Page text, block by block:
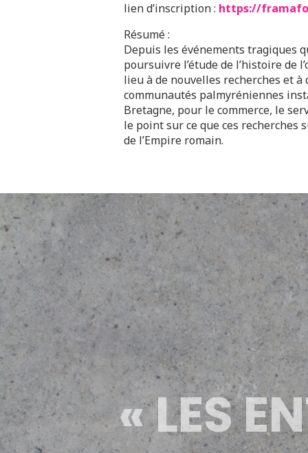
lien d’inscription : https://
Résumé :
Depuis les événements tragiques
poursuivre l’étude de l’histoire de
lieu à de nouvelles recherches et
communautés palmyréniennes
Bretagne, pour le commerce, le
le point sur ce que ces recherches
de l’Empire romain.
« LES